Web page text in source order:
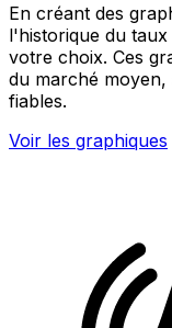
En créant des
l'historique du
votre choix. Ces
du marché
fiables.
Voir les graphiques